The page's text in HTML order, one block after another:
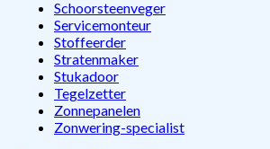
Schoorsteenveger
Servicemonteur
Stoffeerder
Stratenmaker
Stukadoor
Tegelzetter
Zonnepanelen
Zonwering-specialist